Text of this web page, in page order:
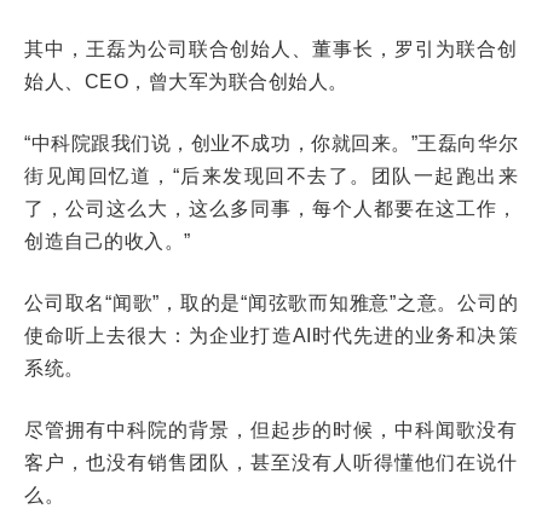
其中，王磊为公司联合创始人、董事长，罗引为联合创
始人、CEO，曾大军为联合创始人。
“中科院跟我们说，创业不成功，你就回来。”王磊向华尔
街见闻回忆道，“后来发现回不去了。团队一起跑出来
了，公司这么大，这么多同事，每个人都要在这工作，
创造自己的收入。”
公司取名“闻歌”，取的是“闻弦歌而知雅意”之意。公司的
使命听上去很大：为企业打造AI时代先进的业务和决策
系统。
尽管拥有中科院的背景，但起步的时候，中科闻歌没有
客户，也没有销售团队，甚至没有人听得懂他们在说什
么。